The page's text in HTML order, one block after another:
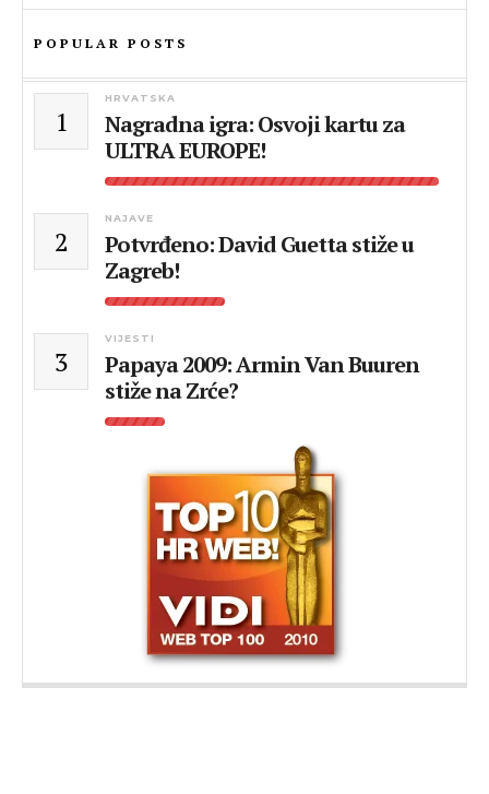
POPULAR POSTS
1
HRVATSKA
Nagradna igra: Osvoji kartu za
ULTRA EUROPE!
2
NAJAVE
Potvrđeno: David Guetta stiže u
Zagreb!
3
VIJESTI
Papaya 2009: Armin Van Buuren
stiže na Zrće?